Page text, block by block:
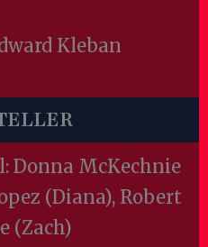
Kleban
Donna McKechnie
(Diana), Robert
(Zach)